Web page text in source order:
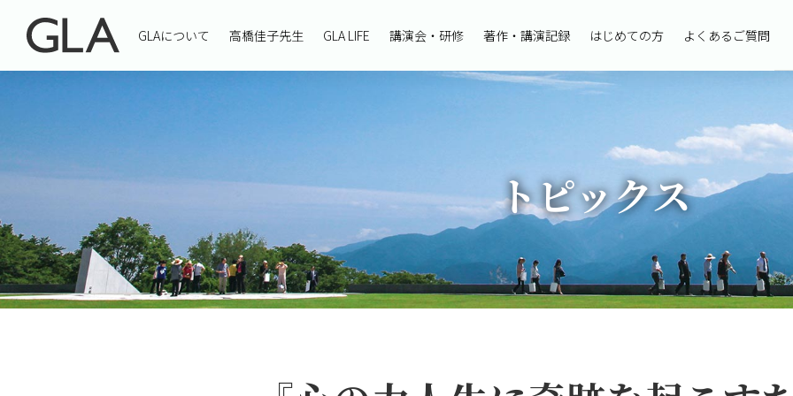
GLAについて 高橋佳子先生 GLA LIFE 講演会・研修 著作・講演記録 はじめての方 よくあるご質問
トピックス